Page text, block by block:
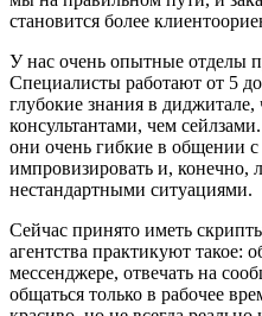
становится более
У нас очень опытные отделы
Специалисты работают от 5
глубокие знания в диджитале,
консультантами, чем
они очень гибкие в общении с
импровизировать и, конечно,
нестандартными ситуациями.
Сейчас принято иметь
агентства практикуют такое:
мессенджере, отвечать на
общаться только в рабочее